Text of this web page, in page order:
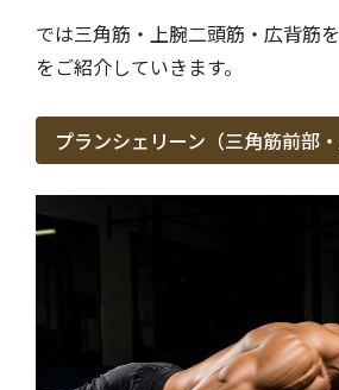
では三角筋・上腕二頭筋・広背筋
をご紹介していきます。
プランシェリーン（三角筋前部・